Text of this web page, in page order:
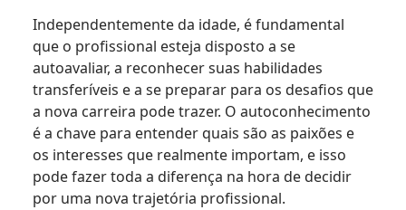
Independentemente da idade, é fundamental
que o profissional esteja disposto a se
autoavaliar, a reconhecer suas habilidades
transferíveis e a se preparar para os desafios que
a nova carreira pode trazer. O autoconhecimento
é a chave para entender quais são as paixões e
os interesses que realmente importam, e isso
pode fazer toda a diferença na hora de decidir
por uma nova trajetória profissional.